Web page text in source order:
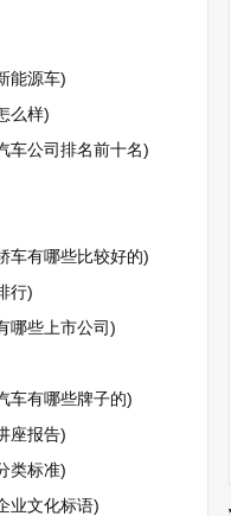
能源车)
么样)
车公司排名前十名)
车有哪些比较好的)
行)
哪些上市公司)
车有哪些牌子的)
座报告)
类标准)
业文化标语)